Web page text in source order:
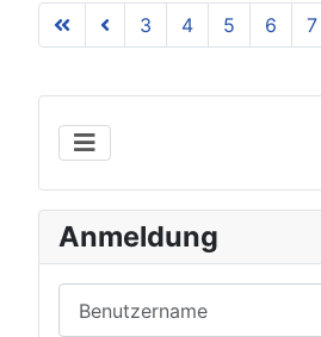
Anmeldung
3 4 5 6 7